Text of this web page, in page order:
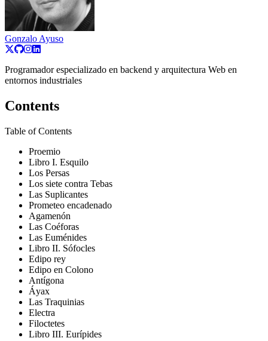
Gonzalo Ayuso
Programador especializado en backend y arquitectura Web en
entornos industriales
Contents
Table of Contents
Proemio
Libro I. Esquilo
Los Persas
Los siete contra Tebas
Las Suplicantes
Prometeo encadenado
Agamenón
Las Coéforas
Las Euménides
Libro II. Sófocles
Edipo rey
Edipo en Colono
Antígona
Áyax
Las Traquinias
Electra
Filoctetes
Libro III. Eurípides